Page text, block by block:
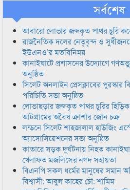
সর্বশেষ
আবারো লোভার জব্দকৃত পাথর চুরি
রাজনৈতিক দলের নেতৃবৃন্দ ও
ইউএনও’র মতবিনিময়
কানাইঘাটে প্রশাসনের উদ্যোগে
অনুষ্ঠিত
সিলেট অনলাইন প্রেসক্লাবের
পরিচিতি সভা অনুষ্ঠিত
লোভাছড়ার জব্দকৃত পাথর চুরির
আটগ্রামের অবৈধ ক্রাশার জোন চক্র
লন্ডনে সিলেট শাহজালাল হাউজিং
অ্যাসোসিয়েশনের সভা অনুষ্ঠিত
কাতারে সড়ক দুর্ঘটনায় নিহত
খেলাফত মজলিসের নগদ সহায়তা
বিএনপি সকল ধর্মের মানুষের সমান
বিশ্বাসী: আবুল কাহের চৌ: শামিম